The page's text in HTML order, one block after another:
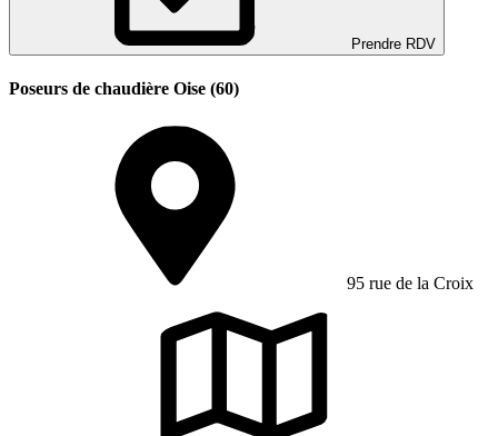
Prendre RDV
Poseurs de chaudière Oise (60)
95 rue de la Croix